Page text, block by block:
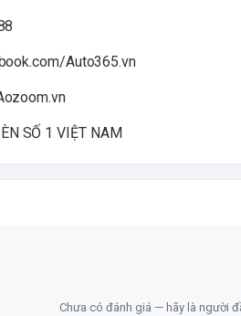
Auto365.vn
SỐ 1 VIỆT NAM
Chưa có đánh giá — hãy là người